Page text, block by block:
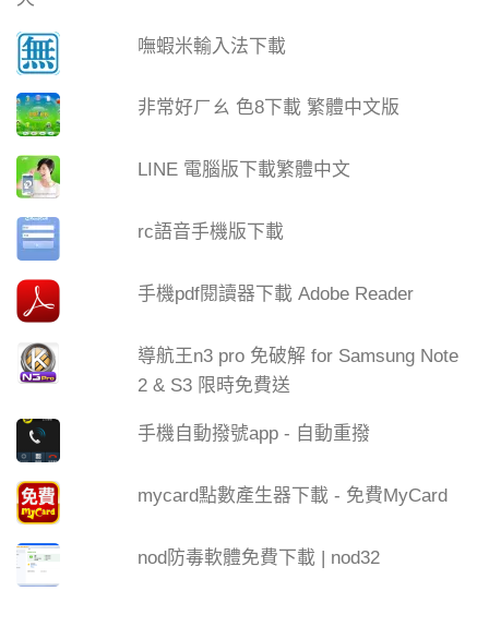
嘸蝦米輸入法下載
非常好ㄏㄠ 色8下載 繁體中文版
LINE 電腦版下載繁體中文
rc語音手機版下載
手機pdf閱讀器下載 Adobe Reader
導航王n3 pro 免破解 for Samsung Note
2 & S3 限時免費送
手機自動撥號app - 自動重撥
mycard點數產生器下載 - 免費MyCard
nod防毒軟體免費下載 | nod32